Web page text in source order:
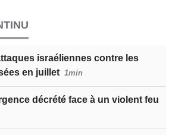
israéliennes contre les
en juillet 1min
décrété face à un violent feu